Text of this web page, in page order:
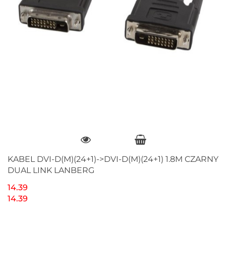
KABEL DVI-D(M)(24+1)->DVI-D(M)(24+1) 1.8M CZARNY
DUAL LINK LANBERG
14.39
14.39